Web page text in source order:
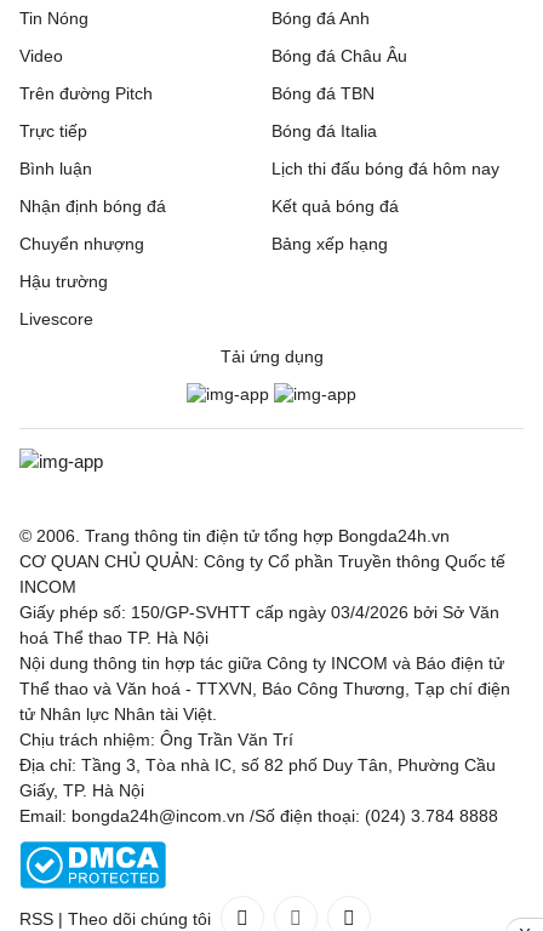
Tin Nóng
Video
Trên đường Pitch
Trực tiếp
Bóng đá Anh
Bóng đá Châu Âu
Bóng đá TBN
Bóng đá Italia
Bình luận
Nhận định bóng đá
Chuyển nhượng
Hậu trường
Livescore
Lịch thi đấu bóng đá hôm nay
Kết quả bóng đá
Bảng xếp hạng
Tải ứng dụng
© 2006. Trang thông tin điện tử tổng hợp Bongda24h.vn
CƠ QUAN CHỦ QUẢN: Công ty Cổ phần Truyền thông Quốc tế
INCOM
Giấy phép số: 150/GP-SVHTT cấp ngày 03/4/2026 bởi Sở Văn
hoá Thể thao TP. Hà Nội
Nội dung thông tin hợp tác giữa Công ty INCOM và Báo điện tử
Thể thao và Văn hoá - TTXVN, Báo Công Thương, Tạp chí điện
tử Nhân lực Nhân tài Việt.
Chịu trách nhiệm: Ông Trần Văn Trí
Địa chỉ: Tầng 3, Tòa nhà IC, số 82 phố Duy Tân, Phường Cầu
Giấy, TP. Hà Nội
Email: bongda24h@incom.vn /Số điện thoại: (024) 3.784 8888
RSS | Theo dõi chúng tôi